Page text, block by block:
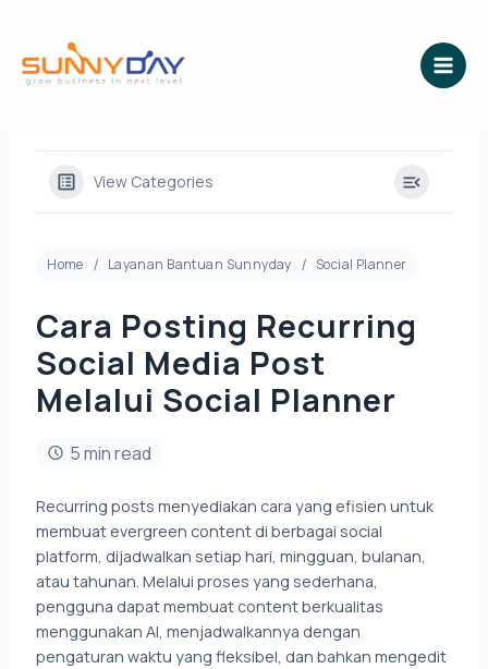
konten
View Categories
Home Layanan Bantuan Sunnyday Social Planner
Cara Posting Recurring
Social Media Post
Melalui Social Planner
5 min read
Recurring posts menyediakan cara yang efisien untuk
membuat evergreen content di berbagai social
platform, dijadwalkan setiap hari, mingguan, bulanan,
atau tahunan. Melalui proses yang sederhana,
pengguna dapat membuat content berkualitas
menggunakan AI, menjadwalkannya dengan
pengaturan waktu yang fleksibel, dan bahkan mengedit